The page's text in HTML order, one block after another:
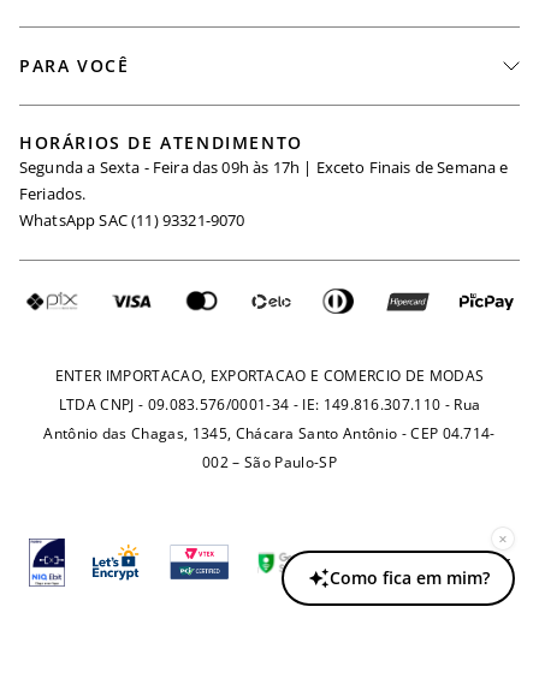
Seja um Revendedor
Igualdade Salarial
Requisição de Dados
Minha Conta
Trocas
Fretes e Tarifas
PARA VOCÊ
Maternidade
Seja um Afiliado
HORÁRIOS DE ATENDIMENTO
Segunda a Sexta - Feira das 09h às 17h | Exceto Finais de Semana e
Feriados.
WhatsApp SAC (11) 93321-9070
ENTER IMPORTACAO, EXPORTACAO E COMERCIO DE MODAS
LTDA CNPJ - 09.083.576/0001-34 - IE: 149.816.307.110 - Rua
Antônio das Chagas, 1345, Chácara Santo Antônio - CEP 04.714-
002 – São Paulo-SP
×
Como fica em mim?